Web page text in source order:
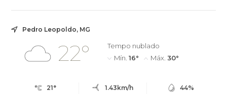
Pedro Leopoldo, MG
22°
Tempo nublado
Mín. 16° Máx. 30°
21° 1.43km/h 44%